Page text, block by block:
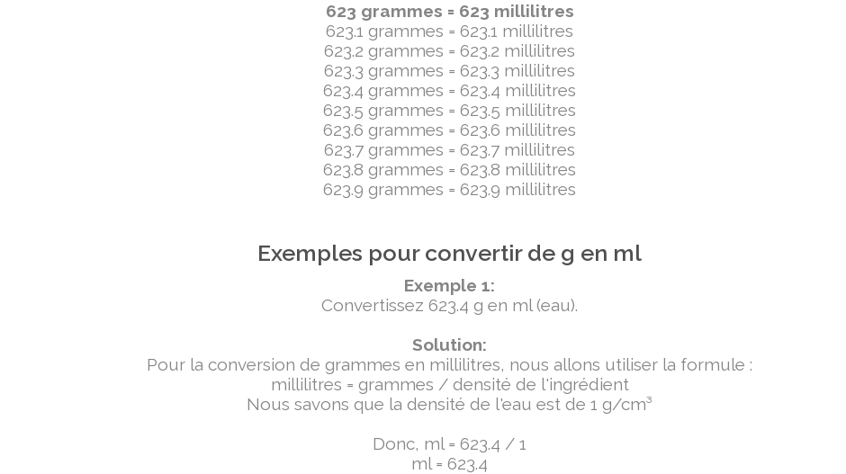
623 grammes = 623 millilitres
623.1 grammes = 623.1 millilitres
623.2 grammes = 623.2 millilitres
623.3 grammes = 623.3 millilitres
623.4 grammes = 623.4 millilitres
623.5 grammes = 623.5 millilitres
623.6 grammes = 623.6 millilitres
623.7 grammes = 623.7 millilitres
623.8 grammes = 623.8 millilitres
623.9 grammes = 623.9 millilitres
Exemples pour convertir de g en ml
Exemple 1:
Convertissez 623.4 g en ml (eau).
Solution:
Pour la conversion de grammes en millilitres, nous allons utiliser la formule :
millilitres = grammes / densité de l'ingrédient
Nous savons que la densité de l'eau est de 1 g/cm³
Donc, ml = 623.4 / 1
ml = 623.4